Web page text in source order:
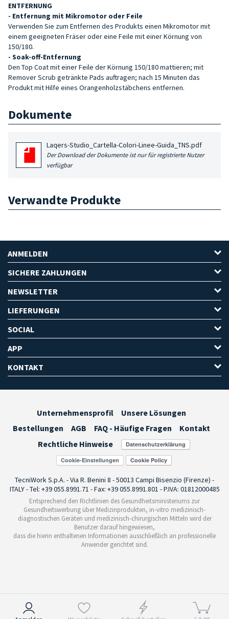
ENTFERNUNG
- Entfernung mit Mikromotor oder Feile
Verwenden Sie zum Entfernen des Produkts einen Mikromotor mit
einem geeigneten Fräser oder eine Feile mit einer Körnung von
150/180.
- Soak-off-Entfernung
Den Top Coat mit einer Feile der Körnung 150/180 mattieren; mit
Remover Scrub getränkte Pads auftragen; nach 15 Minuten das
Produkt mit Hilfe eines Orangenholzstäbchens entfernen.
Dokumente
Laqers-Studio_Cartella-Colori-Linee-Guida_TNS.pdf
Der Download der Dokumente ist nur für registrierte Nutzer
verfügbar
Verwandte Produkte
ANMELDEN
SICHERE ZAHLUNGEN
NEWSLETTER
LIEFERUNGEN
SOCIAL
APP
KONTAKT
Unternehmensprofil
Unsere Lösungen
Bestellungen
AGB FAQ - Häufige Fragen
Kontakt
Rechtliche Hinweise
Cookie-Einstellungen
TecniWork S.p.A. - Via R. Benini 8 - 50013 Campi Bisenzio (Firenze) -
ITALY - Tel: +39 055.8991.71 - Fax: +39 055.8991.801 - P.IVA: 01812000485
Entsprechend den Richtlinien des Gesundheitsministeriums zur
Gesundheitswerbung über Medizinprodukten, in-vitro medizinisch-
diagnostischen Geräten und medizinisch-chirurgischen Mitteln wird der
Benutzer darauf hingewiesen,
dass die hierin enthaltenen Informationen ausschließlich an professionelle
Anwender gerichtet sind.